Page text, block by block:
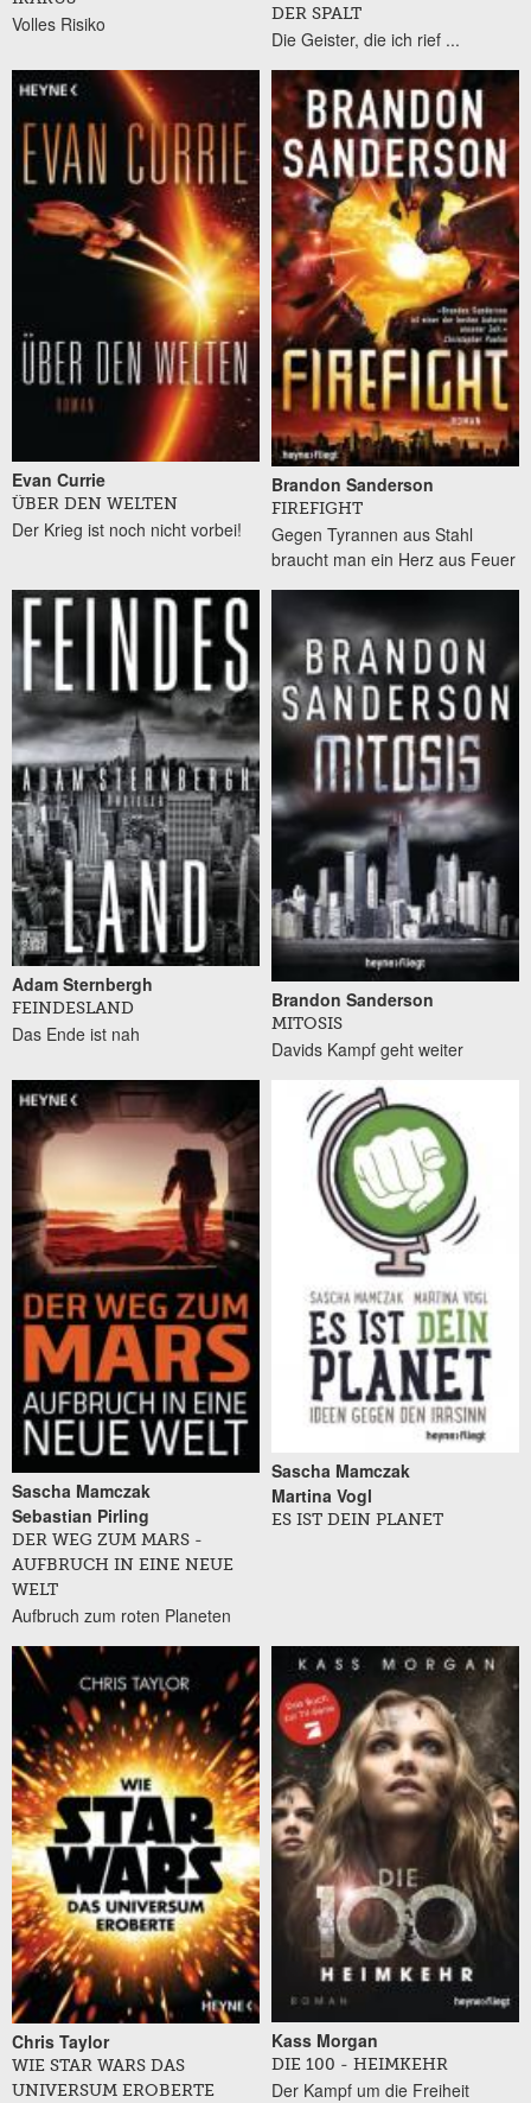
Volles Risiko DER SPALT
Die Geister, die ich rief ...
Evan Currie
ÜBER DEN WELTEN
Der Krieg ist noch nicht vorbei!
Brandon Sanderson
FIREFIGHT
Gegen Tyrannen aus Stahl
braucht man ein Herz aus Feuer
Adam Sternbergh
FEINDESLAND
Das Ende ist nah
Brandon Sanderson
MITOSIS
Davids Kampf geht weiter
Sascha Mamczak
Sebastian Pirling
DER WEG ZUM MARS -
AUFBRUCH IN EINE NEUE
WELT
Aufbruch zum roten Planeten
Sascha Mamczak
Martina Vogl
ES IST DEIN PLANET
Chris Taylor
WIE STAR WARS DAS
UNIVERSUM EROBERTE
Kass Morgan
DIE 100 - HEIMKEHR
Der Kampf um die Freiheit